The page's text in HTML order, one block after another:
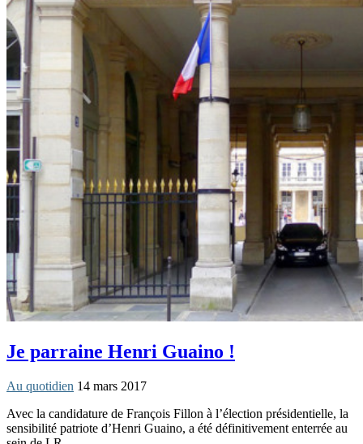
Je parraine Henri Guaino !
Au quotidien 14 mars 2017
Avec la candidature de François Fillon à l’élection présidentielle, la
sensibilité patriote d’Henri Guaino, a été définitivement enterrée au